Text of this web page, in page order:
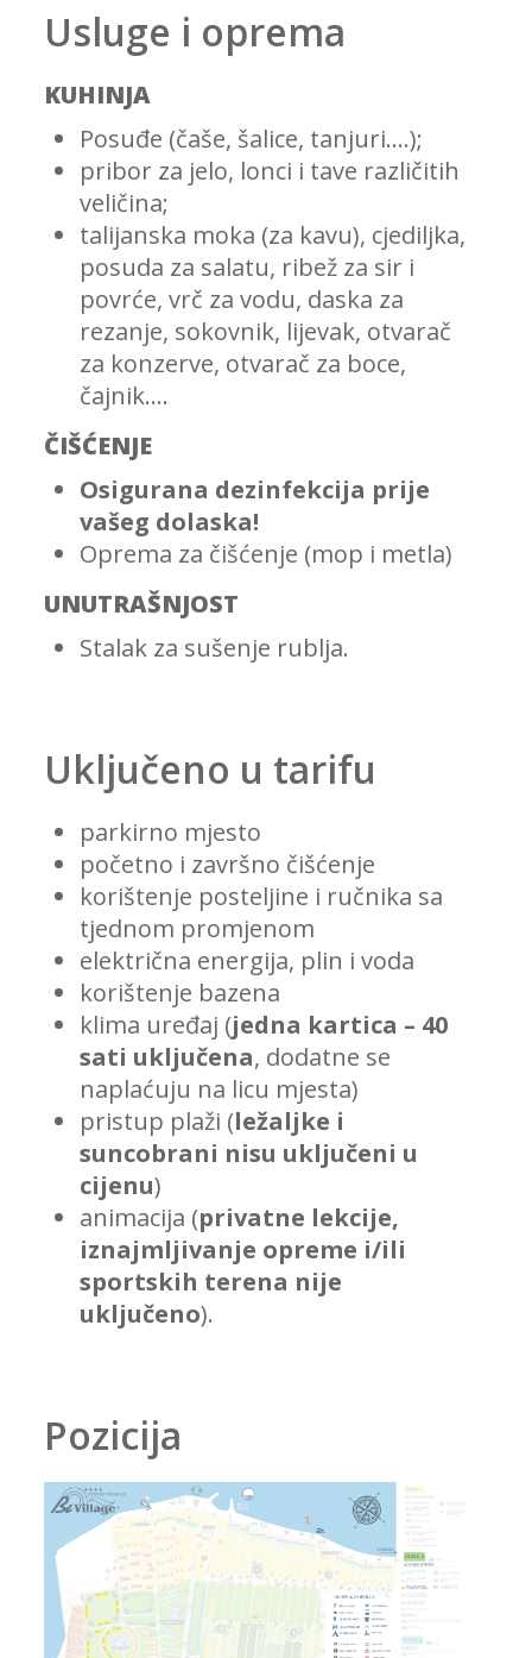
Usluge i oprema
KUHINJA
Posuđe (čaše, šalice, tanjuri….);
pribor za jelo, lonci i tave različitih
veličina;
talijanska moka (za kavu), cjediljka,
posuda za salatu, ribež za sir i
povrće, vrč za vodu, daska za
rezanje, sokovnik, lijevak, otvarač
za konzerve, otvarač za boce,
čajnik….
ČIŠĆENJE
Osigurana dezinfekcija prije
vašeg dolaska!
Oprema za čišćenje (mop i metla)
UNUTRAŠNJOST
Stalak za sušenje rublja.
Uključeno u tarifu
parkirno mjesto
početno i završno čišćenje
korištenje posteljine i ručnika sa
tjednom promjenom
električna energija, plin i voda
korištenje bazena
klima uređaj (jedna kartica – 40
sati uključena, dodatne se
naplaćuju na licu mjesta)
pristup plaži (ležaljke i
suncobrani nisu uključeni u
cijenu)
animacija (privatne lekcije,
iznajmljivanje opreme i/ili
sportskih terena nije
uključeno).
Pozicija